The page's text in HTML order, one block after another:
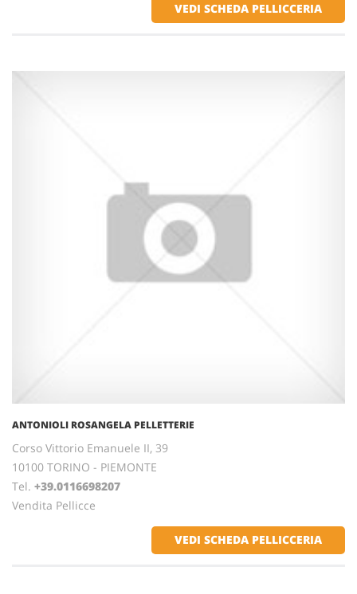
VEDI SCHEDA PELLICCERIA
ANTONIOLI ROSANGELA PELLETTERIE
Corso Vittorio Emanuele II, 39
10100 TORINO - PIEMONTE
Tel. +39.0116698207
Vendita Pellicce
VEDI SCHEDA PELLICCERIA